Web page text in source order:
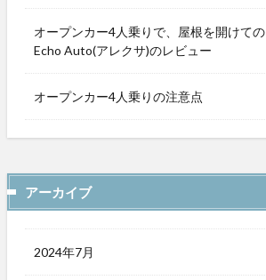
オープンカー4人乗りで、屋根を開けての
Echo Auto(アレクサ)のレビュー
オープンカー4人乗りの注意点
アーカイブ
2024年7月